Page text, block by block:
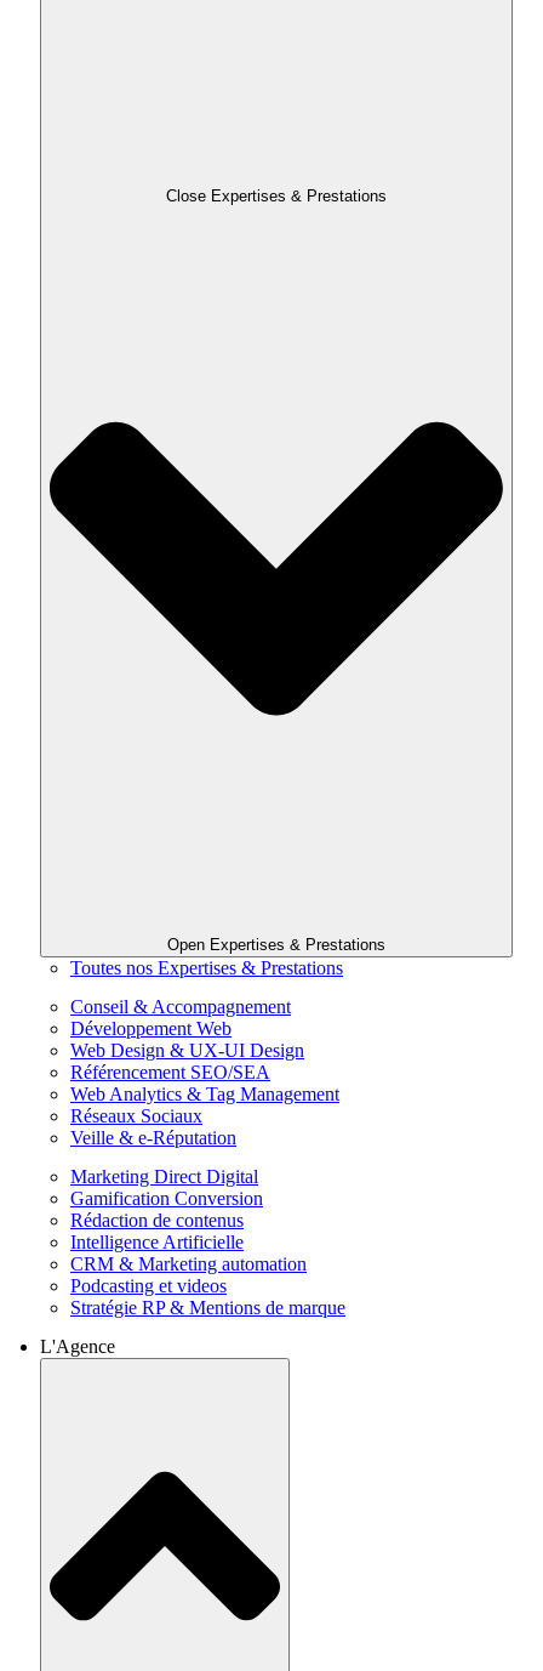
Close Expertises & Prestations
Open Expertises & Prestations
Toutes nos Expertises & Prestations
Conseil & Accompagnement
Développement Web
Web Design & UX-UI Design
Référencement SEO/SEA
Web Analytics & Tag Management
Réseaux Sociaux
Veille & e-Réputation
Marketing Direct Digital
Gamification Conversion
Rédaction de contenus
Intelligence Artificielle
CRM & Marketing automation
Podcasting et videos
Stratégie RP & Mentions de marque
L'Agence